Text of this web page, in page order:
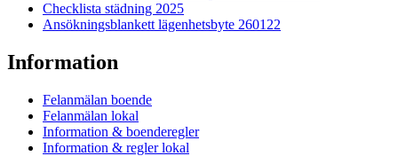
Checklista städning 2025
Ansökningsblankett lägenhetsbyte 260122
Information
Felanmälan boende
Felanmälan lokal
Information & boenderegler
Information & regler lokal